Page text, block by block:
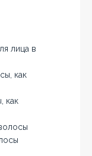
лица в
как